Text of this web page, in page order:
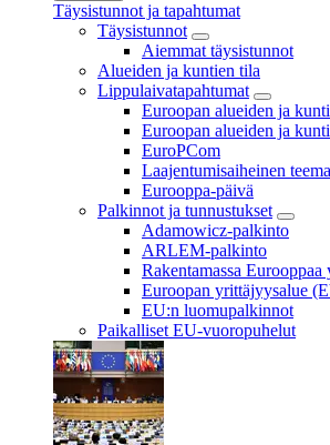
Täysistunnot ja tapahtumat
Täysistunnot
Aiemmat täysistunnot
Alueiden ja kuntien tila
Lippulaivatapahtumat
Euroopan alueiden ja
Euroopan alueiden ja
EuroPCom
Laajentumisaiheinen
Eurooppa-päivä
Palkinnot ja tunnustukset
Adamowicz-palkinto
ARLEM-palkinto
Rakentamassa
Euroopan yrittäjyysalue
EU:n luomupalkinnot
Paikalliset EU-vuoropuhelut